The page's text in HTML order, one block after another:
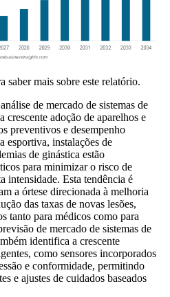
saber mais sobre este relatório.
de mercado de sistemas de
crescente adoção de aparelhos e
preventivos e desempenho
esportiva, instalações de
de ginástica estão
para minimizar o risco de
intensidade. Esta tendência é
a órtese direcionada à melhoria
das taxas de novas lesões,
tanto para médicos como para
de mercado de sistemas de
identifica a crescente
como sensores incorporados
e conformidade, permitindo
e ajustes de cuidados baseados